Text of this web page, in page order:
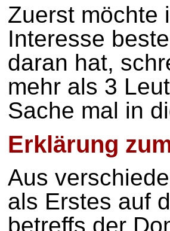
Zuerst möchte
Interesse
daran hat,
mehr als 3
Sache mal in
Erklärung
Aus
als Erstes auf
betreffs der